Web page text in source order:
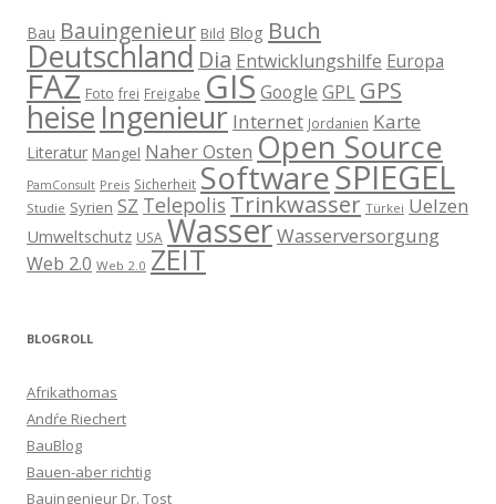
Bau Bauingenieur Bild Blog Buch
Deutschland Dia Entwicklungshilfe Europa
FAZ Foto frei Freigabe GIS Google GPL GPS
heise Ingenieur Internet Jordanien Karte
Literatur Mangel Naher Osten Open Source
PamConsult Preis Sicherheit SoftwareSPIEGEL
Studie Syrien SZ Telepolis Trinkwasser Türkei Uelzen
Umweltschutz USA WasserWasserversorgung
Web 2.0 Web 2.0 ZEIT
BLOGROLL
Afrikathomas
Andŕe Riechert
BauBlog
Bauen-aber richtig
Bauingenieur Dr. Tost